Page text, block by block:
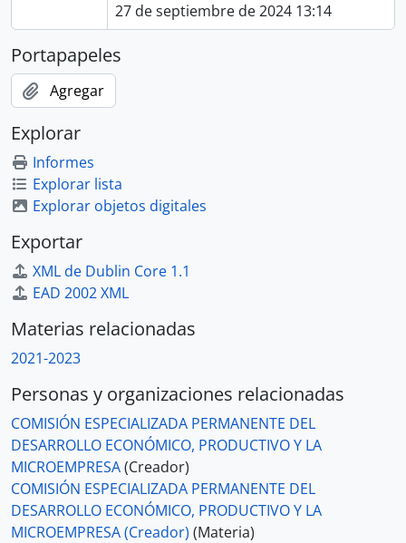
27 de septiembre de 2024 13:14
Portapapeles
Agregar
Explorar
Informes
Explorar lista
Explorar objetos digitales
Exportar
XML de Dublin Core 1.1
EAD 2002 XML
Materias relacionadas
2021-2023
Personas y organizaciones relacionadas
COMISIÓN ESPECIALIZADA PERMANENTE DEL
DESARROLLO ECONÓMICO, PRODUCTIVO Y LA
MICROEMPRESA(Creador)
COMISIÓN ESPECIALIZADA PERMANENTE DEL
DESARROLLO ECONÓMICO, PRODUCTIVO Y LA
MICROEMPRESA (Creador) (Materia)